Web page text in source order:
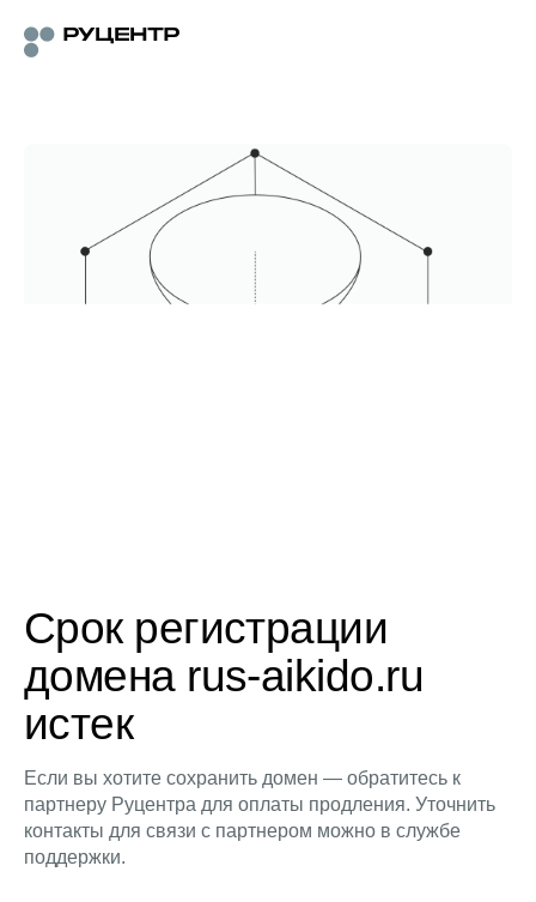
Срок регистрации
домена rus-aikido.ru
истек
Если вы хотите сохранить домен — обратитесь к
партнеру Руцентра для оплаты продления. Уточнить
контакты для связи с партнером можно в службе
поддержки.